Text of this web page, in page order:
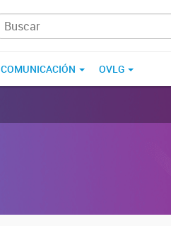
COMUNICACIÓN OVLG